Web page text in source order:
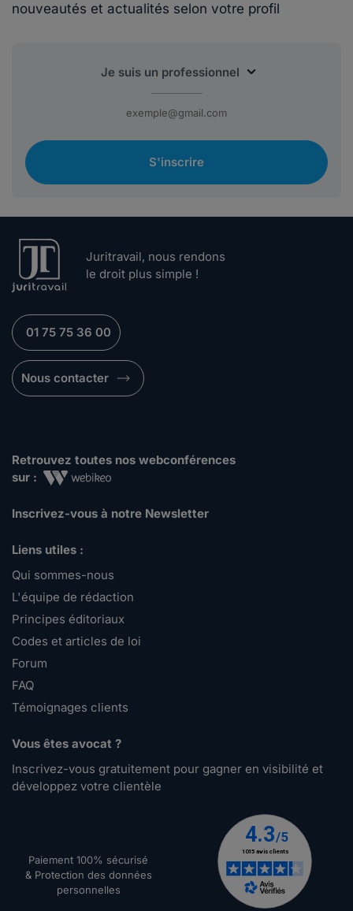
nouveautés et actualités selon votre profil
S'inscrire
Juritravail, nous rendons
le droit plus simple !
01 75 75 36 00
Nous contacter
Retrouvez toutes nos webconférences
sur :
Inscrivez-vous à notre Newsletter
Liens utiles :
Qui sommes-nous
L'équipe de rédaction
Principes éditoriaux
Codes et articles de loi
Forum
FAQ
Témoignages clients
Vous êtes avocat ?
Inscrivez-vous gratuitement pour gagner en visibilité et
développez votre clientèle
Paiement 100% sécurisé
& Protection des données
personnelles